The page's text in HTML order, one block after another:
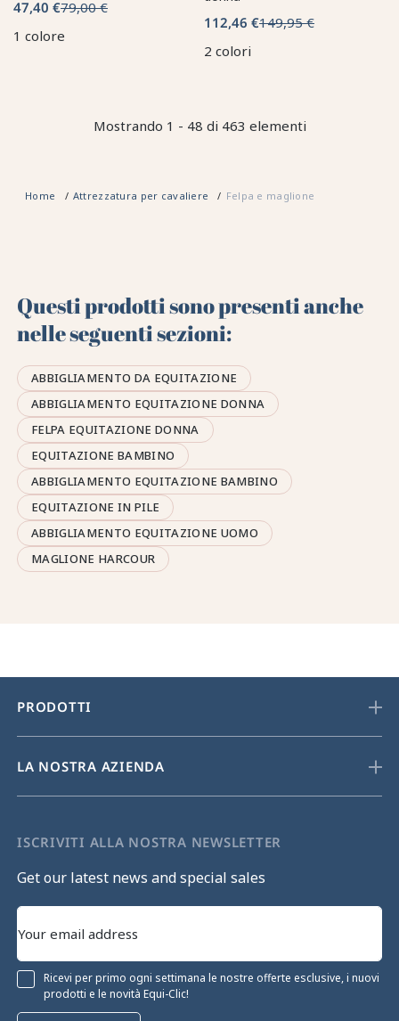
47,40 €79,00 €
1 colore
112,46 €149,95 €
2 colori
Mostrando 1 - 48 di 463 elementi
Home Attrezzatura per cavaliere Felpa e maglione
Questi prodotti sono presenti anche
nelle seguenti sezioni:
ABBIGLIAMENTO DA EQUITAZIONE
ABBIGLIAMENTO EQUITAZIONE DONNA
FELPA EQUITAZIONE DONNA
EQUITAZIONE BAMBINO
ABBIGLIAMENTO EQUITAZIONE BAMBINO
EQUITAZIONE IN PILE
ABBIGLIAMENTO EQUITAZIONE UOMO
MAGLIONE HARCOUR
PRODOTTI
LA NOSTRA AZIENDA
ISCRIVITI ALLA NOSTRA NEWSLETTER
Get our latest news and special sales
Ricevi per primo ogni settimana le nostre offerte esclusive, i nuovi
prodotti e le novità Equi-Clic!